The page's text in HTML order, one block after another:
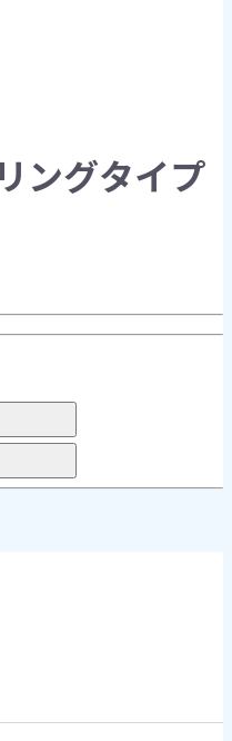
ングタイプ